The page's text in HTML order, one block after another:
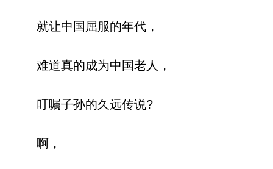
就让中国屈服的年代，
难道真的成为中国老人，
叮嘱子孙的久远传说?
啊，